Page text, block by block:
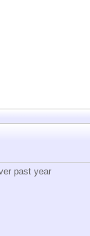
past year